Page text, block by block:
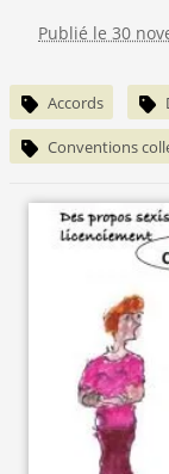
Publié le 30
Accords
Conventions